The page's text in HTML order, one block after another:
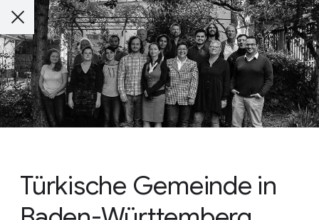
Türkische Gemeinde in